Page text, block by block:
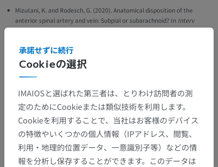
Mizutani, K. and Rodesch, G. (2020). Anatomical disposition of the
anterior spinal artery and vein: Subpial or subarachnoid? In Interv
Neuroradiol.26(6):706-707 & Fig 1.
解剖学的階層
人体解剖学2
人体> 統合系> 神経系> 中枢神経系> 髄膜>
柔膜 > 軟膜> 脊髄軟膜> 輝線
Cookieの選択
承諾せずに続行
IMAIOSと選ばれた第三者は、とりわけ訪問者の測
定のためにCookieまたは類似技術を利用します。
Cookieを利用することで、当社はお客様のデバイス
の特徴やいくつかの個人情報（IPアドレス、閲覧、
利用・地理的位置データ、一意識別子等）などの情
報を分析し保存することができます。このデータは